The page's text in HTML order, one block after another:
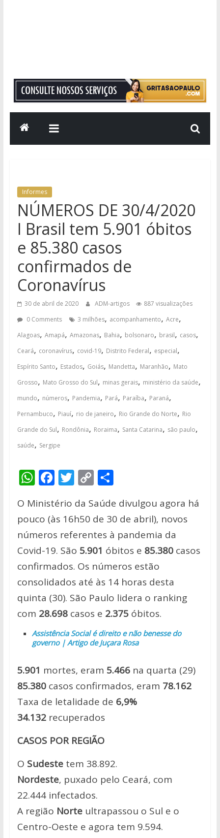
Grita
São
Paulo
Responsabilidade
Informes
NÚMEROS DE 30/4/2020
I Brasil tem 5.901 óbitos
e 85.380 casos
confirmados de
Coronavírus
30 de abril de 2020 ADM-artigos
887 visualizações
0 Comments
3 milhões, acompanhamento, Acre,
Alagoas, Amapá, Amazonas, Bahia, bolsonaro, brasil, casos,
Ceará, coronavírus, covid-19, Distrito Federal, especial,
Espírito Santo, Estados, Goiás, Mandetta, Maranhão, Mato
Grosso, Mato Grosso do Sul, minas gerais, ministério da saúde,
mundo, números, Pandemia, Pará, Paraíba, Paraná,
Pernambuco, Piauí, rio de janeiro, Rio Grande do Norte, Rio
Grande do Sul, Rondônia, Roraima, Santa Catarina, são paulo,
saúde, Sergipe
W
at
s
A
p
p
F
e
b
o
o
k
T
itt
er
C
p
y
Li
n
k
S
ar
e
O Ministério da Saúde divulgou agora há
pouco (às 16h50 de 30 de abril), novos
números referentes à pandemia da
Covid-19. São 5.901 óbitos e 85.380casos
confirmados. Os números estão
consolidados até às 14 horas desta
quinta (30). São Paulo lidera o ranking
com 28.698 casos e 2.375 óbitos.
Assistência Social é direito e não benesse do
governo | Artigo de Juçara Rosa
5.901 mortes, eram 5.466na quarta (29)
85.380casos confirmados, eram 78.162
Taxa de letalidade de 6,9%
34.132recuperados
CASOS POR REGIÃO
O Sudestetem 38.892.
Nordeste, puxado pelo Ceará, com
22.444 infectados.
A região Norteultrapassou o Sul e o
Centro-Oeste e agora tem 9.594.